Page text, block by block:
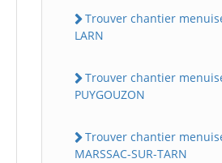
Trouver chantier
LARN
Trouver chantier
PUYGOUZON
Trouver chantier
MARSSAC-SUR-TARN